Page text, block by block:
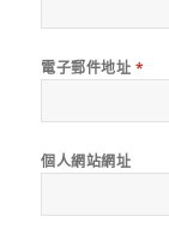
電子郵件地址 *
個人網站網址